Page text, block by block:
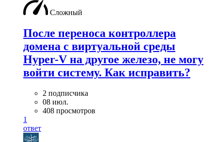
Сложный
После переноса контроллера
домена с виртуальной среды
Hyper-V на другое железо, не могу
войти систему. Как исправить?
2 подписчика
08 июл.
408 просмотров
1
ответ